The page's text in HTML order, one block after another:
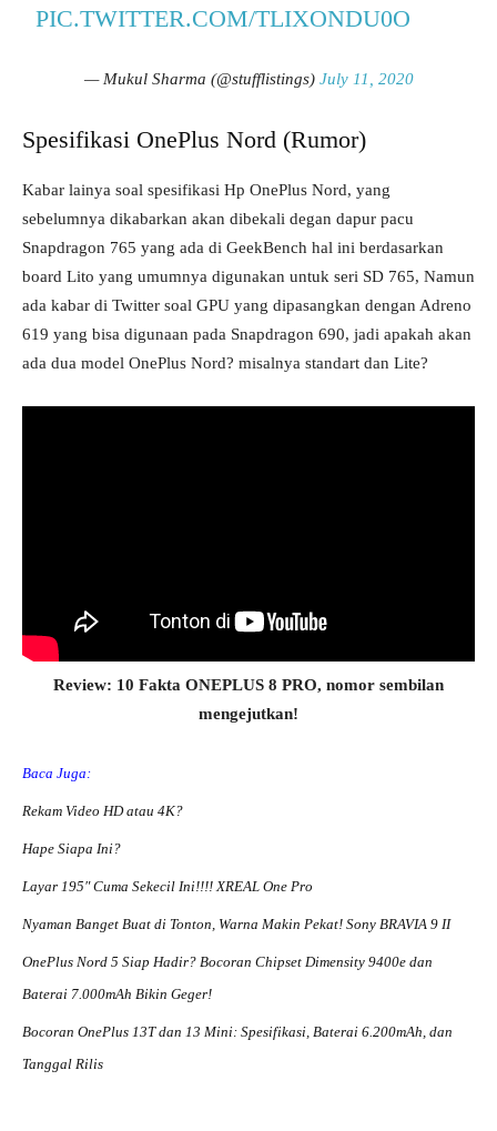
PIC.TWITTER.COM/TLIXONDU0O
— Mukul Sharma (@stufflistings) July 11, 2020
Spesifikasi OnePlus Nord (Rumor)
Kabar lainya soal spesifikasi Hp OnePlus Nord, yang
sebelumnya dikabarkan akan dibekali degan dapur pacu
Snapdragon 765 yang ada di GeekBench hal ini berdasarkan
board Lito yang umumnya digunakan untuk seri SD 765, Namun
ada kabar di Twitter soal GPU yang dipasangkan dengan Adreno
619 yang bisa digunaan pada Snapdragon 690, jadi apakah akan
ada dua model OnePlus Nord? misalnya standart dan Lite?
Review: 10 Fakta ONEPLUS 8 PRO, nomor sembilan
mengejutkan!
Baca Juga:
Rekam Video HD atau 4K?
Hape Siapa Ini?
Layar 195″ Cuma Sekecil Ini!!!! XREAL One Pro
Nyaman Banget Buat di Tonton, Warna Makin Pekat! Sony BRAVIA 9 II
OnePlus Nord 5 Siap Hadir? Bocoran Chipset Dimensity 9400e dan
Baterai 7.000mAh Bikin Geger!
Bocoran OnePlus 13T dan 13 Mini: Spesifikasi, Baterai 6.200mAh, dan
Tanggal Rilis